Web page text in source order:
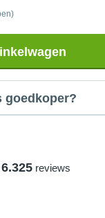
goedkoper?
6.325 reviews